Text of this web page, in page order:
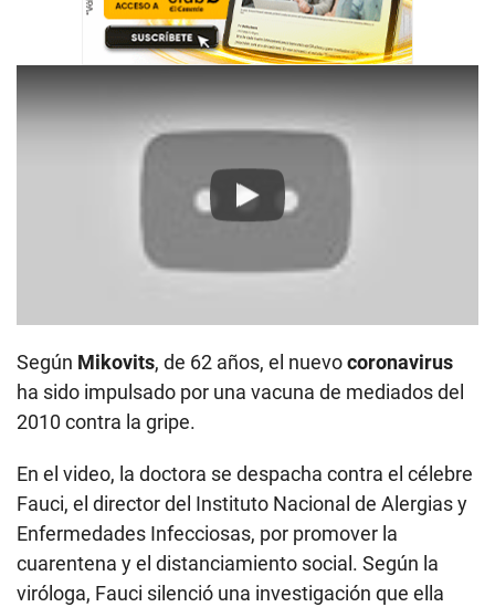
Play
Según Mikovits, de 62 años, el nuevocoronavirus
ha sido impulsado por una vacuna de mediados del
2010 contra la gripe.
En el video, la doctora se despacha contra el célebre
Fauci, el director del Instituto Nacional de Alergias y
Enfermedades Infecciosas, por promover la
cuarentena y el distanciamiento social. Según la
viróloga, Fauci silenció una investigación que ella